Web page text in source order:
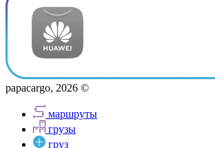
papacargo, 2026 ©
маршруты
грузы
груз